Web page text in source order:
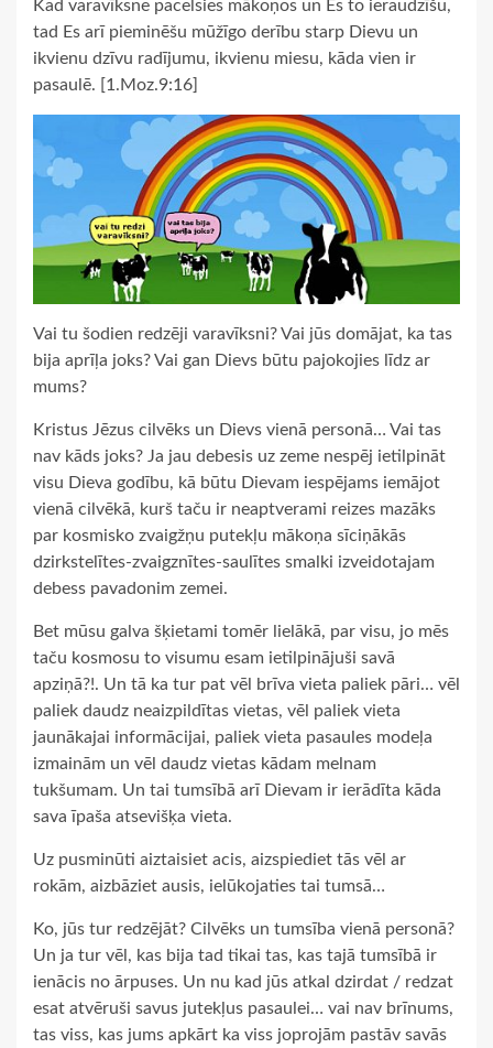
Kad varavīksne pacelsies mākoņos un Es to ieraudzīšu,
tad Es arī pieminēšu mūžīgo derību starp Dievu un
ikvienu dzīvu radījumu, ikvienu miesu, kāda vien ir
pasaulē. [1.Moz.9:16]
Vai tu šodien redzēji varavīksni? Vai jūs domājat, ka tas
bija aprīļa joks? Vai gan Dievs būtu pajokojies līdz ar
mums?
Kristus Jēzus cilvēks un Dievs vienā personā… Vai tas
nav kāds joks? Ja jau debesis uz zeme nespēj ietilpināt
visu Dieva godību, kā būtu Dievam iespējams iemājot
vienā cilvēkā, kurš taču ir neaptverami reizes mazāks
par kosmisko zvaigžņu putekļu mākoņa sīciņākās
dzirkstelītes-zvaigznītes-saulītes smalki izveidotajam
debess pavadonim zemei.
Bet mūsu galva šķietami tomēr lielākā, par visu, jo mēs
taču kosmosu to visumu esam ietilpinājuši savā
apziņā?!. Un tā ka tur pat vēl brīva vieta paliek pāri… vēl
paliek daudz neaizpildītas vietas, vēl paliek vieta
jaunākajai informācijai, paliek vieta pasaules modeļa
izmainām un vēl daudz vietas kādam melnam
tukšumam. Un tai tumsībā arī Dievam ir ierādīta kāda
sava īpaša atsevišķa vieta.
Uz pusminūti aiztaisiet acis, aizspiediet tās vēl ar
rokām, aizbāziet ausis, ielūkojaties tai tumsā…
Ko, jūs tur redzējāt? Cilvēks un tumsība vienā personā?
Un ja tur vēl, kas bija tad tikai tas, kas tajā tumsībā ir
ienācis no ārpuses. Un nu kad jūs atkal dzirdat / redzat
esat atvēruši savus jutekļus pasaulei… vai nav brīnums,
tas viss, kas jums apkārt ka viss joprojām pastāv savās